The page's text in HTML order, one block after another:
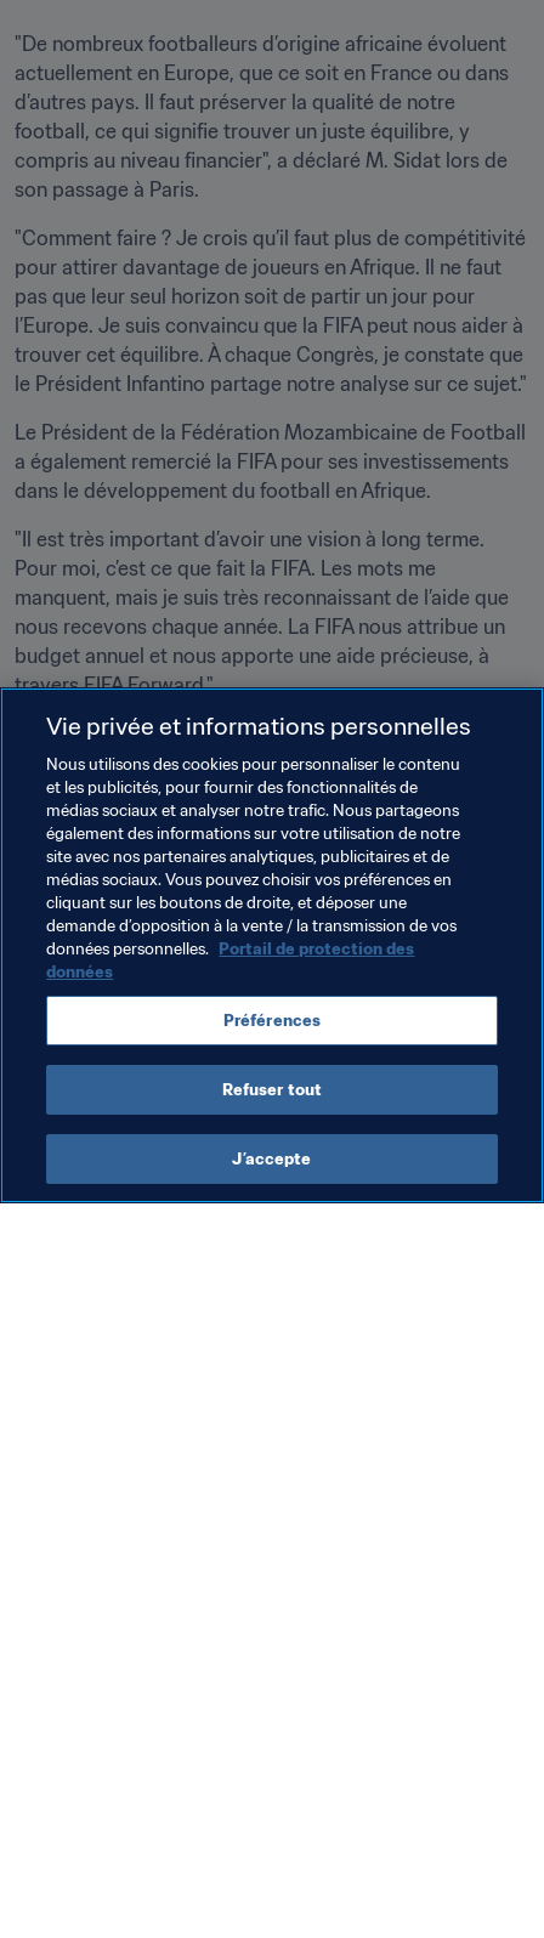
"De nombreux footballeurs d’origine africaine évoluent
actuellement en Europe, que ce soit en France ou dans
d’autres pays. Il faut préserver la qualité de notre
football, ce qui signifie trouver un juste équilibre, y
compris au niveau financier", a déclaré M. Sidat lors de
son passage à Paris.
"Comment faire ? Je crois qu’il faut plus de compétitivité
pour attirer davantage de joueurs en Afrique. Il ne faut
pas que leur seul horizon soit de partir un jour pour
l’Europe. Je suis convaincu que la FIFA peut nous aider à
trouver cet équilibre. À chaque Congrès, je constate que
le Président Infantino partage notre analyse sur ce sujet."
Le Président de la Fédération Mozambicaine de Football
a également remercié la FIFA pour ses investissements
dans le développement du football en Afrique.
"Il est très important d’avoir une vision à long terme.
Pour moi, c’est ce que fait la FIFA. Les mots me
manquent, mais je suis très reconnaissant de l’aide que
nous recevons chaque année. La FIFA nous attribue un
budget annuel et nous apporte une aide précieuse, à
travers FIFA Forward."
En guise de conclusion, M. Sidat a confié avoir évoqué
avec le Président de la FIFA plusieurs projets Forward,
concernant notamment des sites en province. "Nous
avons aussi parlé du nouveau centre national
d’entraînement, qui joue un rôle essentiel dans notre
fonctionnement. Le soutien de la FIFA a été déterminant
et je crois que le Président de la FIFA en est heureux."
Thèmes en lien
Président de la FIFA Mozambique CAF
Vie privée et informations personnelles
Nous utilisons des cookies pour personnaliser le contenu
et les publicités, pour fournir des fonctionnalités de
médias sociaux et analyser notre trafic. Nous partageons
également des informations sur votre utilisation de notre
site avec nos partenaires analytiques, publicitaires et de
médias sociaux. Vous pouvez choisir vos préférences en
cliquant sur les boutons de droite, et déposer une
demande d’opposition à la vente / la transmission de vos
données personnelles. Portail de protection des
données
Préférences
Refuser tout
J’accepte